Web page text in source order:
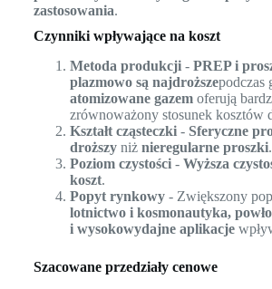
zastosowania.
Czynniki wpływające na koszt
Metoda produkcji- PREP i
plazmowo są najdroższepodczas
atomizowane gazemoferują
zrównoważony stosunek kosztów
Kształt cząsteczki- Sferyczne
droższyniż nieregularne proszki.
Poziom czystości- Wyższa
koszt.
Popyt rynkowy- Zwiększony
lotnictwo i kosmonautyka,
i wysokowydajne aplikacje
Szacowane przedziały cenowe